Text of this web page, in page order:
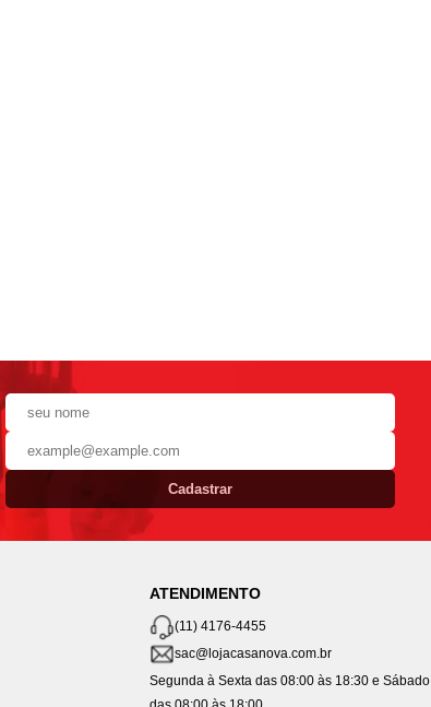
Cadastrar
ATENDIMENTO
(11) 4176-4455
sac@lojacasanova.com.br
Segunda à Sexta das 08:00 às 18:30 e Sábado